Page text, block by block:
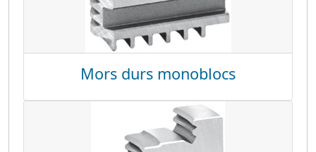
Mors durs monoblocs